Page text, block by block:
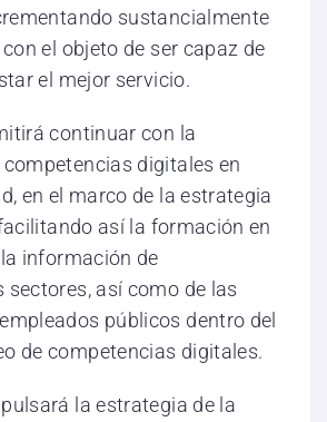
sustancialmente
el objeto de ser capaz de
el mejor servicio.
continuar con la
digitales en
en el marco de la estrategia
así la formación en
información de
sectores, así como de las
públicos dentro del
de competencias digitales.
la estrategia de la